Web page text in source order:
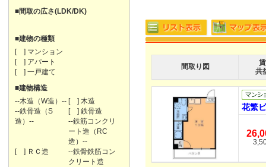
■間取の広さ(LDK/DK)
■建物の種類
[ ] マンション
[ ] アパート
[ ] 一戸建て
■建物構造
--木造（W造）-- [ ] 木造
--鉄骨造（S
造）--
[ ] 鉄骨造
--鉄筋コンクリ
ート造（RC
造）--
[ ] ＲＣ造
--鉄骨鉄筋コン
クリート造
間取り図
共
花繁